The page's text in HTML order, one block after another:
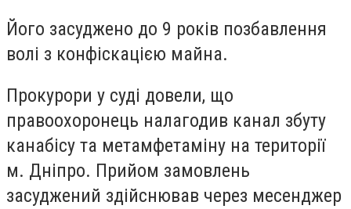
Його засуджено до 9 років позбавлення
волі з конфіскацією майна.
Прокурори у суді довели, що
правоохоронець налагодив канал збуту
канабісу та метамфетаміну на території
м. Дніпро. Прийом замовлень
засуджений здійснював через месенджер